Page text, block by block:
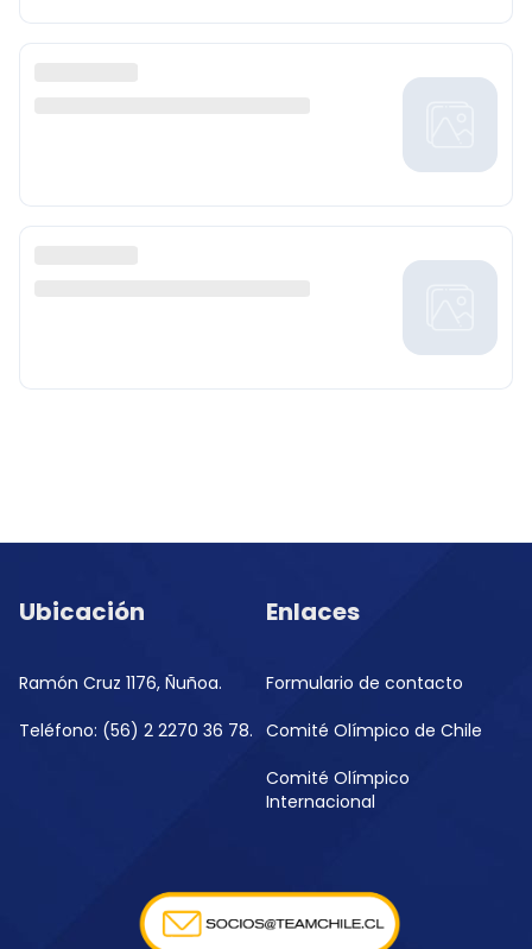
Ubicación
Ramón Cruz 1176, Ñuñoa.
Teléfono: (56) 2 2270 36 78.
Enlaces
Formulario de contacto
Comité Olímpico de Chile
Comité Olímpico
Internacional